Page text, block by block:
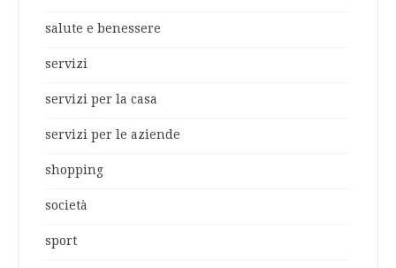
salute e benessere
servizi
servizi per la casa
servizi per le aziende
shopping
società
sport